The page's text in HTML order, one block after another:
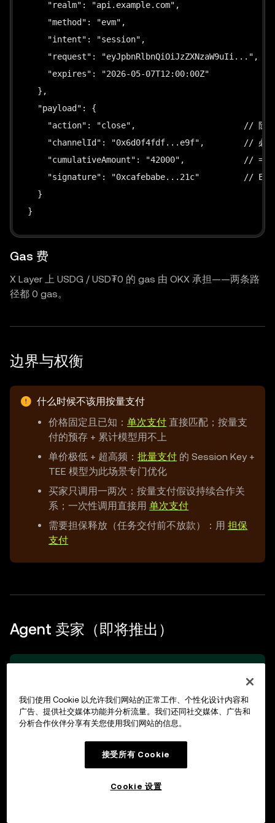
    "realm": "api.example.com",
    "method": "evm",
    "intent": "session",
    "request": "eyJpbnRlbnQiOiJzZXNzaW9uIi...",
    "expires": "2026-05-07T12:00:00Z"
  },
  "payload": {
"action": "close",                      // 阶
"channelId": "0x6d0f4fdf...e9f",        // 必
"cumulativeAmount": "42000",            // =
"signature": "0xcafebabe...21c"         //
  }
}
Gas 费
X Layer 上 USDG / USD₮0 的 gas 由 OKX 承担——两条路
径都 0 gas。
边界与权衡
什么时候不该用按量支付
价格固定且已知：单次支付 直接匹配；按量支
付的预存 + 累计模型用不上
单价极低 + 超高频：批量支付 的 Session Key +
TEE 模型为此场景专门优化
买家只调用一两次：按量支付假设持续合作关
系；一次性调用直接用单次支付
需要担保释放（任务交付前不放款）：用担保
支付
Agent 卖家（即将推出）
OKX 在协议基础上扩展承载（与 HTTP 卖家在底
层独立），但语义层（Challenge / Credential）和
字段结构与 HTTP 卖家一致。
HTTP 卖家 Agent 卖家（即将推出）
我们使用 Cookie 以允许我们网站的正常工作、个性化设计内容和
广告、提供社交媒体功能并分析流量。我们还同社交媒体、广告和
分析合作伙伴分享有关您使用我们网站的信息。
接受所有 Cookie
Cookie 设置